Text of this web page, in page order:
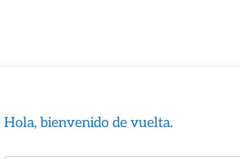
Hola, bienvenido de vuelta.